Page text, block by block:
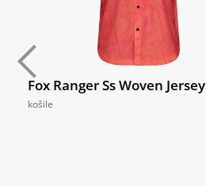
Fox Ranger Ss Woven Jersey
košile